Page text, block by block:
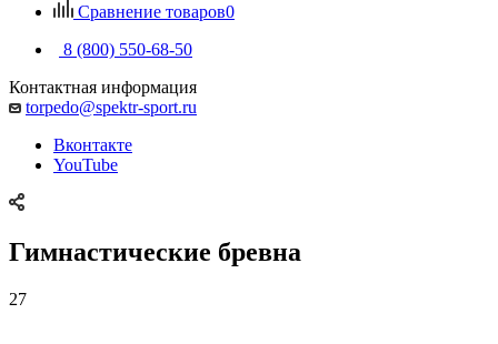
Сравнение товаров0
8 (800) 550-68-50
Контактная информация
torpedo@spektr-sport.ru
Вконтакте
YouTube
Гимнастические бревна
27